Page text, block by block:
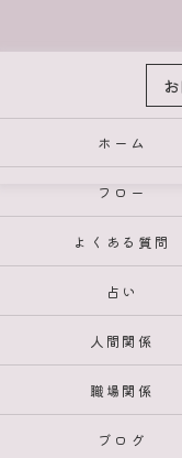
ホーム
フロー
よくある質問
占い
人間関係
職場関係
ブログ